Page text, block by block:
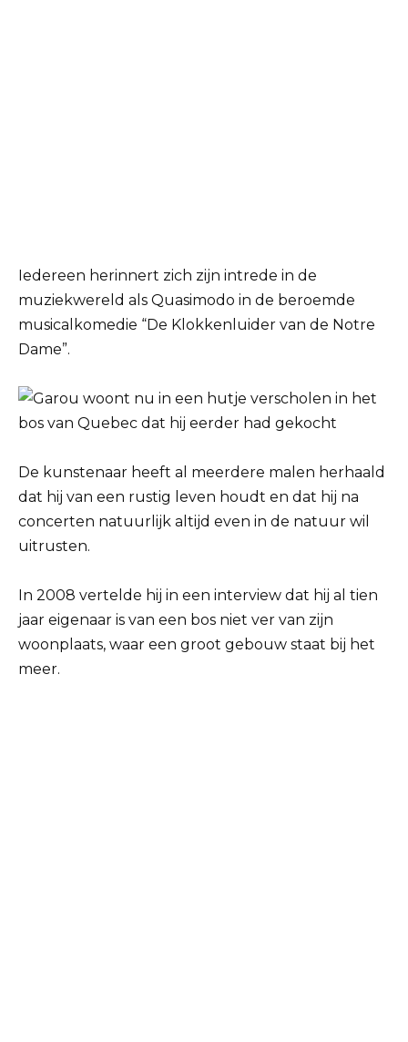
Iedereen herinnert zich zijn intrede in de
muziekwereld als Quasimodo in de beroemde
musicalkomedie “De Klokkenluider van de Notre
Dame”.
De kunstenaar heeft al meerdere malen herhaald
dat hij van een rustig leven houdt en dat hij na
concerten natuurlijk altijd even in de natuur wil
uitrusten.
In 2008 vertelde hij in een interview dat hij al tien
jaar eigenaar is van een bos niet ver van zijn
woonplaats, waar een groot gebouw staat bij het
meer.